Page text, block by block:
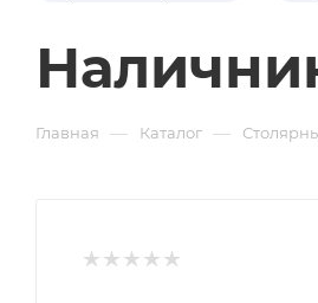
Главная — Каталог —